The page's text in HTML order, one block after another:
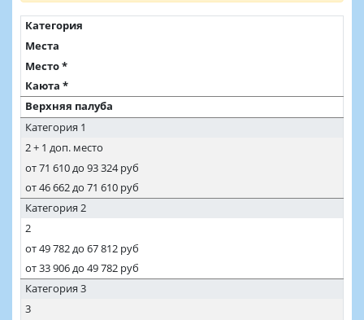
Категория
Места
Место *
Каюта *
Верхняя палуба
Категория 1
2 + 1 доп. место
от 71 610 до 93 324 руб
от 46 662 до 71 610 руб
Категория 2
2
от 49 782 до 67 812 руб
от 33 906 до 49 782 руб
Категория 3
3